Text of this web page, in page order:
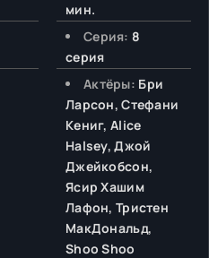
мин.
Серия: 8
серия
Актёры: Бри
Ларсон, Стефани
Кениг, Alice
Halsey, Джой
Джейкобсон,
Ясир Хашим
Лафон, Тристен
МакДональд,
Shoo Shoo